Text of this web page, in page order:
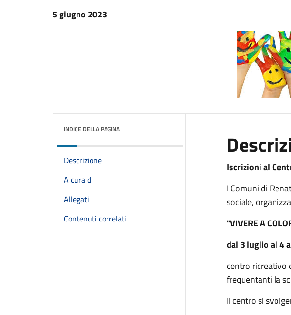
5 giugno 2023
INDICE DELLA PAGINA
Descrizione
A cura di
Allegati
Contenuti correlati
Iscrizioni al
I Comuni di
sociale,
"VIVERE A
dal 3 luglio al 4
centro ricreativo
frequentanti la
Il centro si